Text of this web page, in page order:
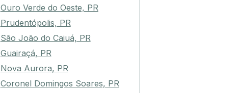
Ouro Verde do Oeste, PR
Prudentópolis, PR
São João do Caiuá, PR
Guairaçá, PR
Nova Aurora, PR
Coronel Domingos Soares, PR